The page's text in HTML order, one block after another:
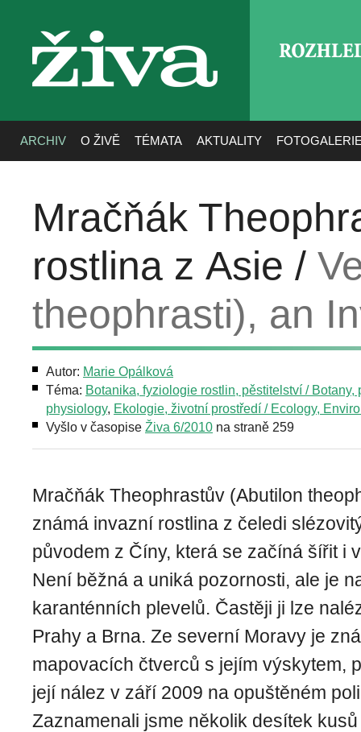
živa
ARCHIV O ŽIVĚ TÉMATA AKTUALITY
Mračňák
rostlina z Asie /
theophrasti), an
Autor: Marie Opálková
Téma: Botanika, fyziologie rostlin, pěstitelství / Botany,
physiology, Ekologie, životní prostředí / Ecology,
Vyšlo v časopise Živa 6/2010 na straně 259
Mračňák Theophrastův (Abutilon
známá invazní rostlina z čeledi
původem z Číny, která se začíná šířit i
Není běžná a uniká pozornosti, ale je
karanténních plevelů. Častěji ji lze
Prahy a Brna. Ze severní Moravy je
mapovacích čtverců s jejím výskytem,
její nález v září 2009 na opuštěném
Zaznamenali jsme několik desítek